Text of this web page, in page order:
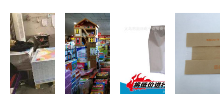
办理指南
条件、流程
与注意事项
出版物经营
许可证及出
版物进口流
程指南
指南 从资
质申请到市
场运营的全
号使用规范
——以《新
京山城书